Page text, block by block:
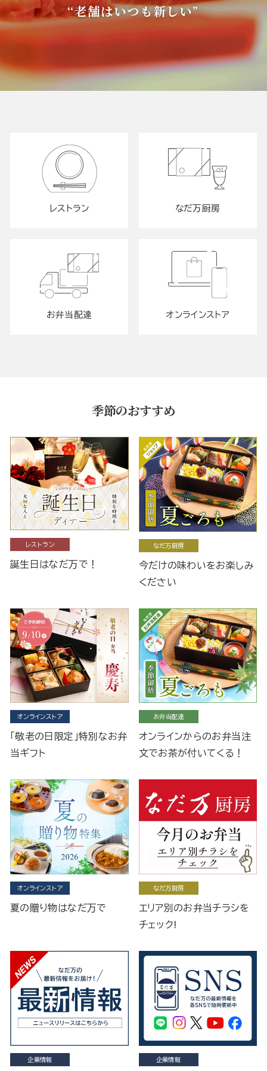
“老舗はいつも新しい”
レストラン なだ万厨房
お弁当配達 オンラインストア
季節のおすすめ
レストラン
誕生日はなだ万で！
なだ万厨房
今だけの味わいをお楽しみ
ください
オンラインストア
「敬老の日限定」特別なお弁
当ギフト
お弁当配達
オンラインからのお弁当注
文でお茶が付いてくる！
オンラインストア
夏の贈り物はなだ万で
なだ万厨房
エリア別のお弁当チラシを
チェック!
企業情報 企業情報